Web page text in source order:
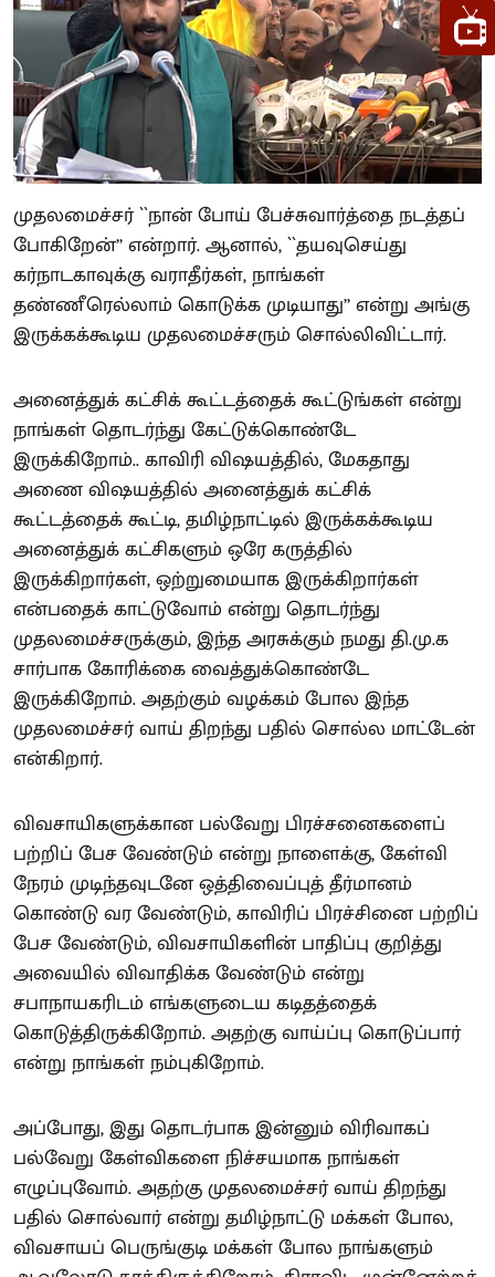
முதலமைச்சர் ``நான் போய் பேச்சுவார்த்தை நடத்தப்
போகிறேன்’’ என்றார். ஆனால், ``தயவுசெய்து
கர்நாடகாவுக்கு வராதீர்கள், நாங்கள்
தண்ணீரெல்லாம் கொடுக்க முடியாது’’ என்று அங்கு
இருக்கக்கூடிய முதலமைச்சரும் சொல்லிவிட்டார்.
அனைத்துக் கட்சிக் கூட்டத்தைக் கூட்டுங்கள் என்று
நாங்கள் தொடர்ந்து கேட்டுக்கொண்டே
இருக்கிறோம்.. காவிரி விஷயத்தில், மேகதாது
அணை விஷயத்தில் அனைத்துக் கட்சிக்
கூட்டத்தைக் கூட்டி, தமிழ்நாட்டில் இருக்கக்கூடிய
அனைத்துக் கட்சிகளும் ஒரே கருத்தில்
இருக்கிறார்கள், ஒற்றுமையாக இருக்கிறார்கள்
என்பதைக் காட்டுவோம் என்று தொடர்ந்து
முதலமைச்சருக்கும், இந்த அரசுக்கும் நமது தி.மு.க
சார்பாக கோரிக்கை வைத்துக்கொண்டே
இருக்கிறோம். அதற்கும் வழக்கம் போல இந்த
முதலமைச்சர் வாய் திறந்து பதில் சொல்ல மாட்டேன்
என்கிறார்.
விவசாயிகளுக்கான பல்வேறு பிரச்சனைகளைப்
பற்றிப் பேச வேண்டும் என்று நாளைக்கு, கேள்வி
நேரம் முடிந்தவுடனே ஒத்திவைப்புத் தீர்மானம்
கொண்டு வர வேண்டும், காவிரிப் பிரச்சினை பற்றிப்
பேச வேண்டும், விவசாயிகளின் பாதிப்பு குறித்து
அவையில் விவாதிக்க வேண்டும் என்று
சபாநாயகரிடம் எங்களுடைய கடிதத்தைக்
கொடுத்திருக்கிறோம். அதற்கு வாய்ப்பு கொடுப்பார்
என்று நாங்கள் நம்புகிறோம்.
அப்போது, இது தொடர்பாக இன்னும் விரிவாகப்
பல்வேறு கேள்விகளை நிச்சயமாக நாங்கள்
எழுப்புவோம். அதற்கு முதலமைச்சர் வாய் திறந்து
பதில் சொல்வார் என்று தமிழ்நாட்டு மக்கள் போல,
விவசாயப் பெருங்குடி மக்கள் போல நாங்களும்